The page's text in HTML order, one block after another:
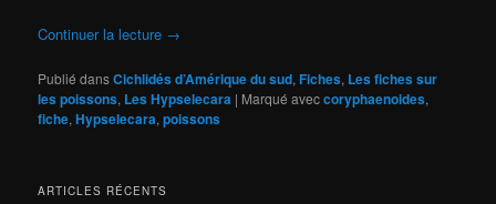
Continuer la lecture →
Publié dansCichlidés d’Amérique du sud,Fiches, Les fiches sur
les poissons, Les Hypselecara | Marqué aveccoryphaenoides,
fiche,Hypselecara,poissons
ARTICLES RÉCENTS